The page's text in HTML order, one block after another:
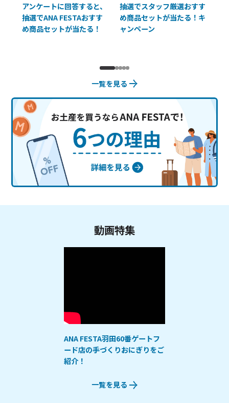
アンケートに回答すると、
抽選でANA FESTAおすす
め商品セットが当たる！
抽選でスタッフ厳選おすす
め商品セットが当たる！キ
ャンペーン
一覧を見る
動画特集
ANA FESTA羽田60番ゲートフ
ード店の手づくりおにぎりをご
紹介！
一覧を見る